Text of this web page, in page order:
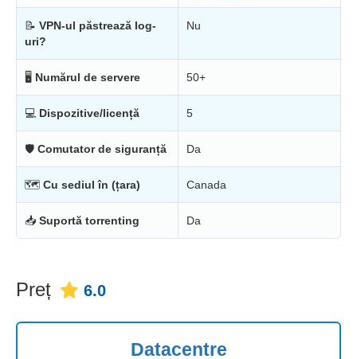
📝 VPN-ul păstrează log-
uri?
Nu
🖥 Numărul de servere 50+
💻 Dispozitive/licență 5
🛡 Comutator de siguranță Da
🗺 Cu sediul în (țara) Canada
📥 Suportă torrenting Da
Preț 6.0
Datacentre